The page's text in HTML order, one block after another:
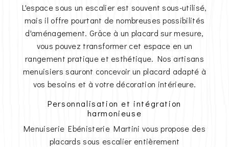
L'espace sous un escalier est souvent sous-utilisé,
mais il offre pourtant de nombreuses possibilités
d'aménagement. Grâce à un placard sur mesure,
vous pouvez transformer cet espace en un
rangement pratique et esthétique. Nos artisans
menuisiers sauront concevoir un placard adapté à
vos besoins et à votre décoration intérieure.
Personnalisation et intégration
harmonieuse
Menuiserie Ebénisterie Martini vous propose des
placards sous escalier entièrement